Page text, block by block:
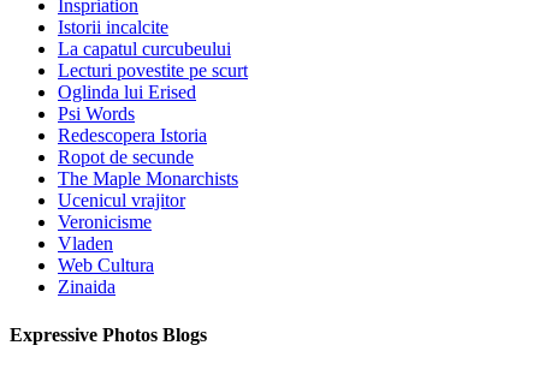
Inspriation
Istorii incalcite
La capatul curcubeului
Lecturi povestite pe scurt
Oglinda lui Erised
Psi Words
Redescopera Istoria
Ropot de secunde
The Maple Monarchists
Ucenicul vrajitor
Veronicisme
Vladen
Web Cultura
Zinaida
Expressive Photos Blogs